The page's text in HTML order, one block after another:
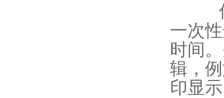
一次
时间
辑，
印显